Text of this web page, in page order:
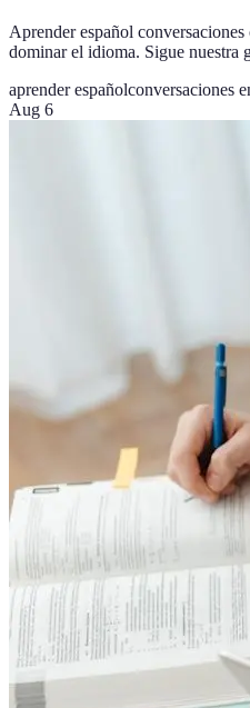
Aprender español
dominar el idioma. Sigue nuestra
aprender españolconversaciones
Aug 6